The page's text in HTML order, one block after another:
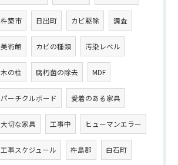
杵築市 日出町 カビ駆除 調査
美術館 カビの種類 汚染レベル
木の柱 腐朽菌の除去 MDF
パーチクルボード 愛着のある家具
大切な家具 工事中 ヒューマンエラー
工事スケジュール 杵島郡 白石町